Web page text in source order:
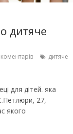
дитяче
дитяче
для дітей. яка
27,
якого